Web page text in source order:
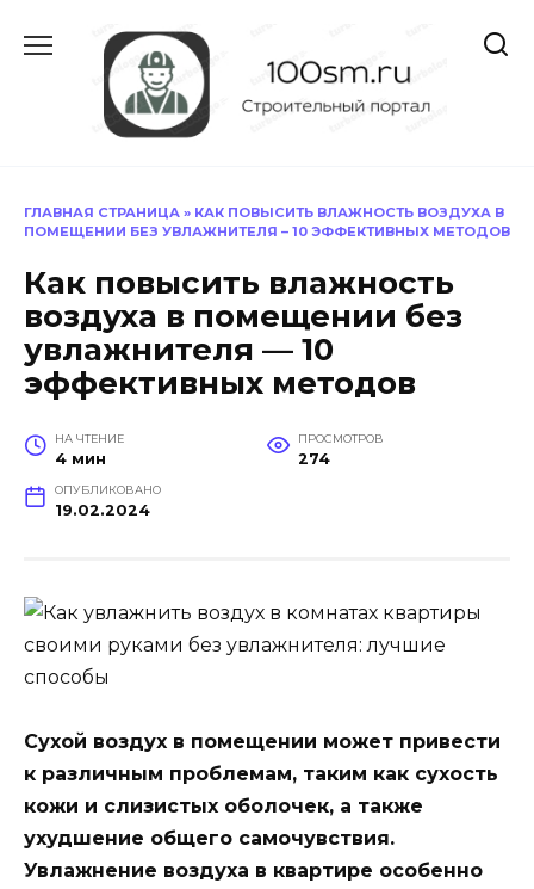
содержанию
ГЛАВНАЯ СТРАНИЦА » КАК ПОВЫСИТЬ ВЛАЖНОСТЬ ВОЗДУХА В
ПОМЕЩЕНИИ БЕЗ УВЛАЖНИТЕЛЯ – 10 ЭФФЕКТИВНЫХ МЕТОДОВ
Как повысить влажность
воздуха в помещении без
увлажнителя — 10
эффективных методов
НА ЧТЕНИЕ
4 мин
ПРОСМОТРОВ
274
ОПУБЛИКОВАНО
19.02.2024
Сухой воздух в помещении может привести
к различным проблемам, таким как сухость
кожи и слизистых оболочек, а также
ухудшение общего самочувствия.
Увлажнение воздуха в квартире особенно